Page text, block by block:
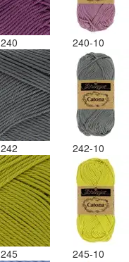
240 240-10
242 242-10
245 245-10